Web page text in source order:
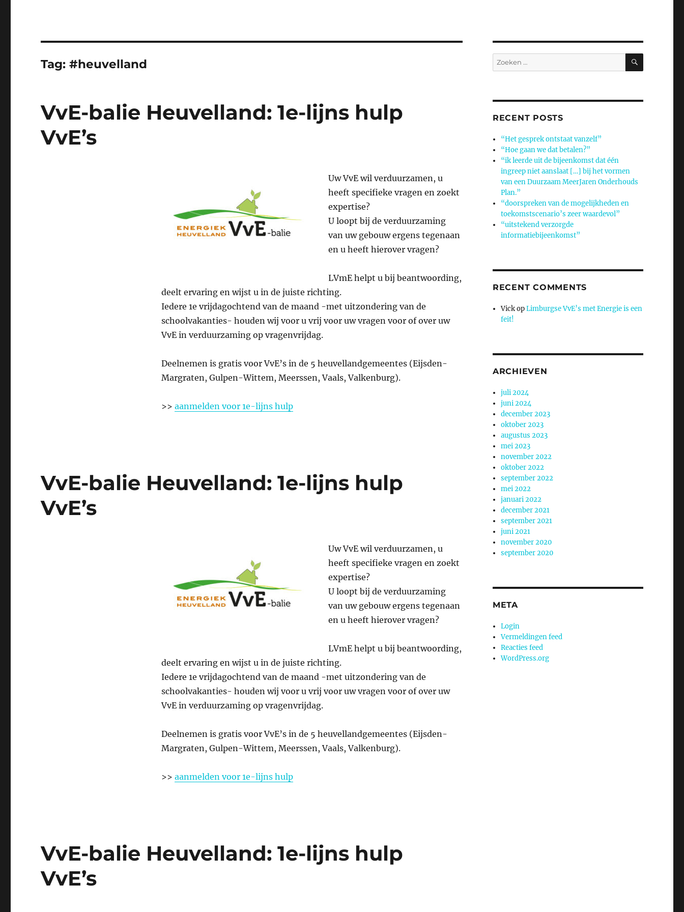
Tag:#heuvelland
VvE-balie Heuvelland: 1e-lijns hulp
VvE’s
Uw VvE wil verduurzamen, u
heeft specifieke vragen en zoekt
expertise?
U loopt bij de verduurzaming
van uw gebouw ergens tegenaan
en u heeft hierover vragen?
LVmE helpt u bij beantwoording,
deelt ervaring en wijst u in de juiste richting.
Iedere 1e vrijdagochtend van de maand -met uitzondering van de
schoolvakanties- houden wij voor u vrij voor uw vragen voor of over uw
VvE in verduurzaming op vragenvrijdag.
Deelnemen is gratis voor VvE’s in de 5 heuvellandgemeentes (Eijsden-
Margraten, Gulpen-Wittem, Meerssen, Vaals, Valkenburg).
>> aanmelden voor 1e-lijns hulp
VvE-balie Heuvelland: 1e-lijns hulp
VvE’s
Uw VvE wil verduurzamen, u
heeft specifieke vragen en zoekt
expertise?
U loopt bij de verduurzaming
van uw gebouw ergens tegenaan
en u heeft hierover vragen?
LVmE helpt u bij beantwoording,
deelt ervaring en wijst u in de juiste richting.
Iedere 1e vrijdagochtend van de maand -met uitzondering van de
schoolvakanties- houden wij voor u vrij voor uw vragen voor of over uw
VvE in verduurzaming op vragenvrijdag.
Deelnemen is gratis voor VvE’s in de 5 heuvellandgemeentes (Eijsden-
Margraten, Gulpen-Wittem, Meerssen, Vaals, Valkenburg).
>> aanmelden voor 1e-lijns hulp
VvE-balie Heuvelland: 1e-lijns hulp
VvE’s
Zoeken
naar:
ZOEKEN
RECENT POSTS
“Het gesprek ontstaat vanzelf”
“Hoe gaan we dat betalen?”
“ik leerde uit de bijeenkomst dat één
ingreep niet aanslaat […] bij het vormen
van een Duurzaam MeerJaren Onderhouds
Plan.”
“doorspreken van de mogelijkheden en
toekomstscenario’s zeer waardevol”
“uitstekend verzorgde
informatiebijeenkomst”
RECENT COMMENTS
VickopLimburgse VvE’s met Energie is een
feit!
ARCHIEVEN
juli 2024
juni 2024
december 2023
oktober 2023
augustus 2023
mei 2023
november 2022
oktober 2022
september 2022
mei 2022
januari 2022
december 2021
september 2021
juni 2021
november 2020
september 2020
META
Login
Vermeldingen feed
Reacties feed
WordPress.org